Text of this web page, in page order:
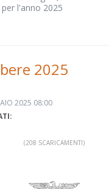
l'anno 2025
2025
2025 08:00
(208 SCARICAMENTI)